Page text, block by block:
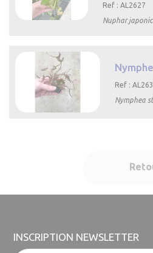
Ref : AL2627
Nuphar
Ref :
Nymphea
INSCRIPTION NEWSLETTER